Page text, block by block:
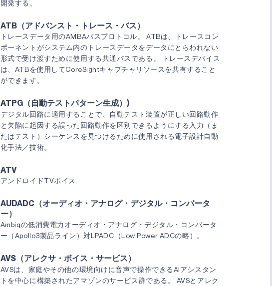
開発する。
ATB（アドバンスト・トレース・バス）
トレースデータ用のAMBAバスプロトコル。 ATBは、トレースコン
ポーネントがシステム内のトレースデータをデータにとらわれない
形式で受け渡すために使用する共通バスである。 トレースデバイス
は、ATBを使用してCoreSightキャプチャリソースを共有すること
ができます。
ATPG（自動テストパターン生成）)
デジタル回路に適用することで、自動テスト装置が正しい回路動作
と欠陥に起因する誤った回路動作を区別できるようにする入力（ま
たはテスト）シーケンスを見つけるために使用される電子設計自動
化手法／技術。
ATV
アンドロイドTVボイス
AUDADC（オーディオ・アナログ・デジタル・コンバータ
ー）
Ambiqの低消費電力オーディオ・アナログ・デジタル・コンバータ
ー（Apollo3製品ライン）対LPADC（Low Power ADCの略）。
AVS（アレクサ・ボイス・サービス）
AVSは、家庭やその他の環境向けに音声で操作できるAIアシスタン
トを中心に構築されたアマゾンのサービス群である。 AVSとアレク